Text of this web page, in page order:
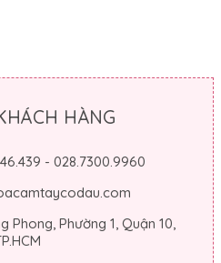
HÀNG
- 028.7300.9960
Phong, Phường 1, Quận 10,